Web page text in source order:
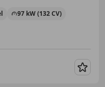
97 kW (132 CV)